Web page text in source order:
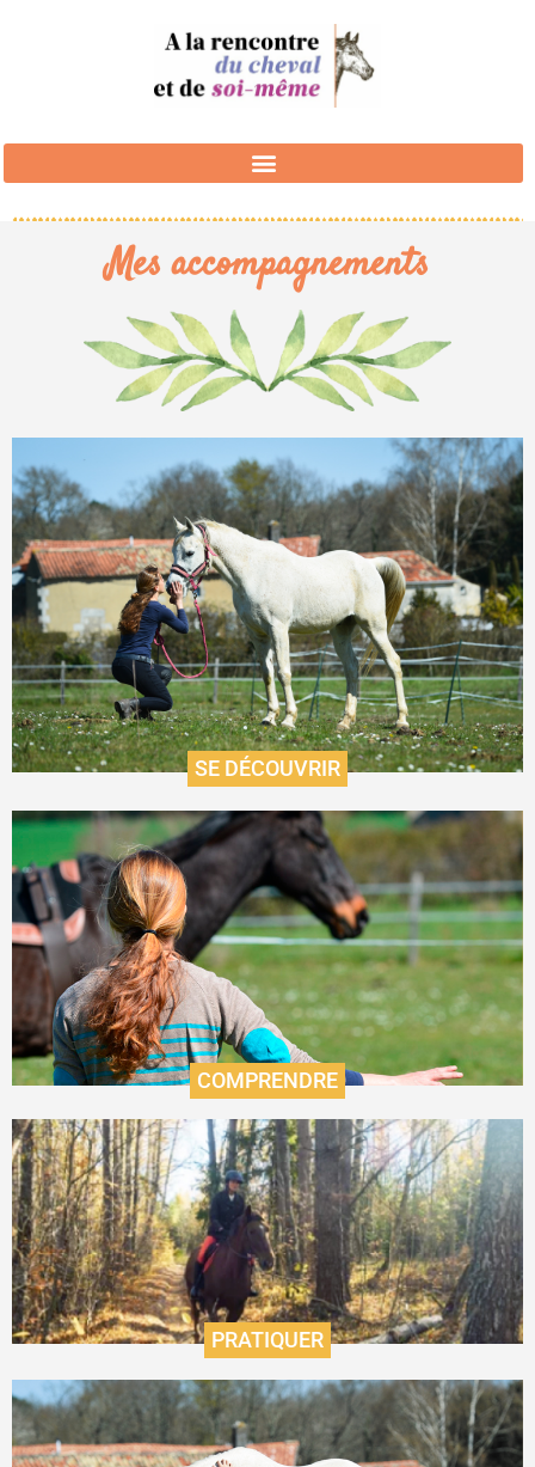
Mes accompagnements
L'accompagnement thérapeutique par
le cheval
En savoir plus
SE DÉCOUVRIR
Pratique éthologique
En savoir plus
COMPRENDRE
Le TREC, une discipline complète et riche
d'expériences
En savoir plus
PRATIQUER
Comprendre et
créer du lien
avec son cheval